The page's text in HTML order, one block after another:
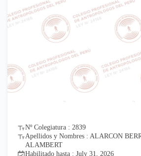
Nº Colegiatura : 2839
Apellidos y Nombres : ALARCON
ALAMBERT
Habilitado hasta : July 31, 2026